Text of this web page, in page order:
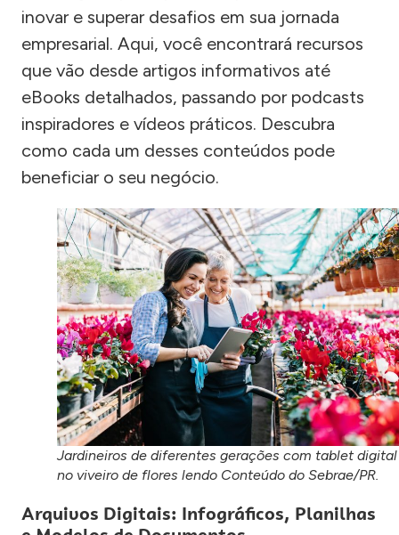
inovar e superar desafios em sua jornada
empresarial. Aqui, você encontrará recursos
que vão desde artigos informativos até
eBooks detalhados, passando por podcasts
inspiradores e vídeos práticos. Descubra
como cada um desses conteúdos pode
beneficiar o seu negócio.
Jardineiros de diferentes gerações com tablet digital
no viveiro de flores lendo Conteúdo do Sebrae/PR.
Arquivos Digitais: Infográficos, Planilhas